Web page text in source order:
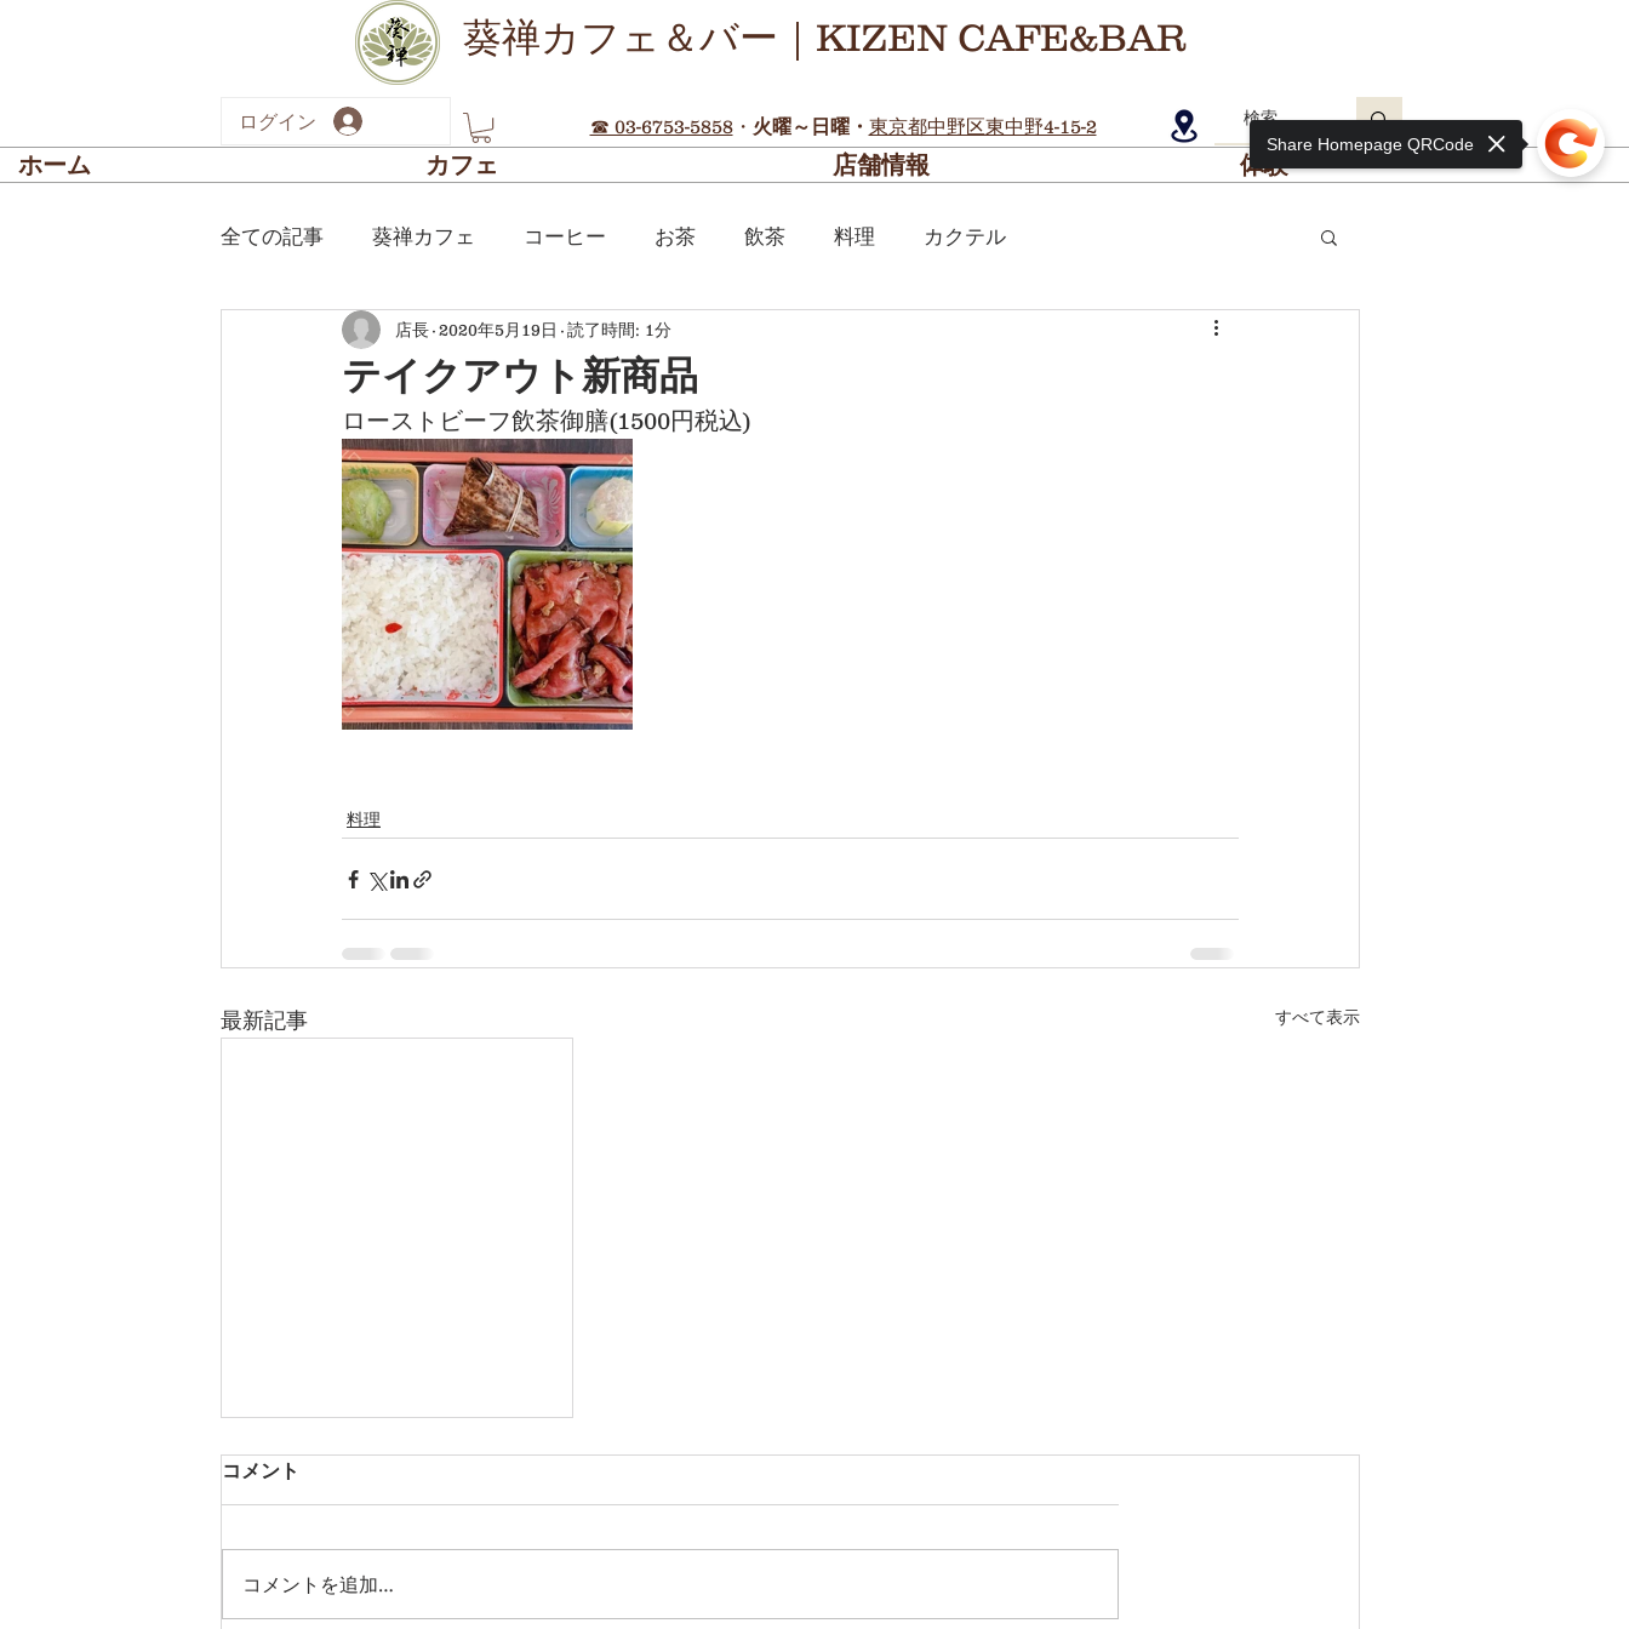
葵禅カフェ＆バー｜KIZEN CAFE&BAR
ログイン ☎ 03-6753-5858・ 火曜～日曜・ 東京都中野区東中野4-15-2
ホーム カフェ 店舗情報 体験
全ての記事 葵禅カフェ コーヒー お茶 飲茶 料理 カクテル
新型コロナに関する最新情報
テイクアウト新商品
店長 2020年5月19日 読了時間: 1分
ローストビーフ飲茶御膳(1500円税込)
料理
最新記事 すべて表示
テイクアウト新商品
コメント
コメントを追加…
Share Homepage QRCode